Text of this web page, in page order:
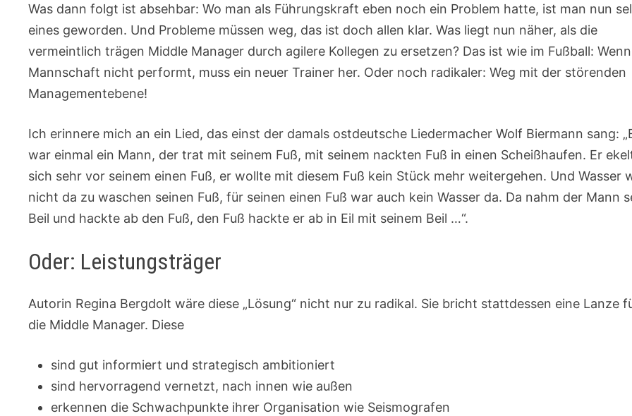
Was dann folgt ist absehbar: Wo man als Führungskraft eben noch ein Problem hatte, ist man nun
eines geworden. Und Probleme müssen weg, das ist doch allen klar. Was liegt nun näher, als die
vermeintlich trägen Middle Manager durch agilere Kollegen zu ersetzen? Das ist wie im Fußball:
Mannschaft nicht performt, muss ein neuer Trainer her. Oder noch radikaler: Weg mit der störenden
Managementebene!
Ich erinnere mich an ein Lied, das einst der damals ostdeutsche Liedermacher Wolf Biermann sang:
war einmal ein Mann, der trat mit seinem Fuß, mit seinem nackten Fuß in einen Scheißhaufen. Er
sich sehr vor seinem einen Fuß, er wollte mit diesem Fuß kein Stück mehr weitergehen. Und Wasser
nicht da zu waschen seinen Fuß, für seinen einen Fuß war auch kein Wasser da. Da nahm der Mann
Beil und hackte ab den Fuß, den Fuß hackte er ab in Eil mit seinem Beil …“.
Oder: Leistungsträger
Autorin Regina Bergdolt wäre diese „Lösung“ nicht nur zu radikal. Sie bricht stattdessen eine Lanze
die Middle Manager. Diese
sind gut informiert und strategisch ambitioniert
sind hervorragend vernetzt, nach innen wie außen
erkennen die Schwachpunkte ihrer Organisation wie Seismografen